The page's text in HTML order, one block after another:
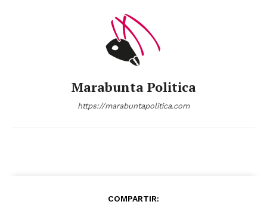
Marabunta Politica
https://marabuntapolitica.com
COMPARTIR: